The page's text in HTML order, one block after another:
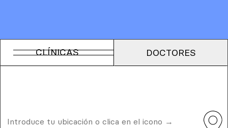
CLÍNICAS DOCTORES